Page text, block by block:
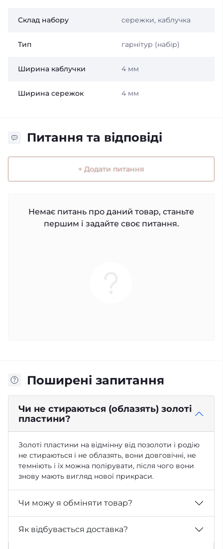
Склад набору сережки, каблучка
Тип гарнітур (набір)
Ширина каблучки 4 мм
Ширина сережок 4 мм
Питання та відповіді
+ Додати питання
Немає питань про даний товар, станьте
першим і задайте своє питання.
Поширені запитання
Чи не стираються (облазять) золоті
пластини?
Золоті пластини на відмінну від позолоти і родію
не стираються і не облазять, вони довговічні, не
темніють і їх можна полірувати, після чого вони
знову мають вигляд нової прикраси.
Чи можу я обміняти товар?
Як відбувається доставка?